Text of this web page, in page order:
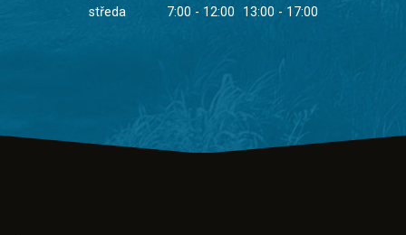
středa
7:00 - 12:00 13:00 - 17:00